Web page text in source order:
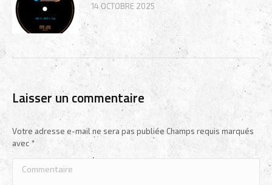
14 OCTOBRE 2025
Laisser un commentaire
Votre adresse e-mail ne sera pas publiée Champs requis marqués
avec *
Commentaire